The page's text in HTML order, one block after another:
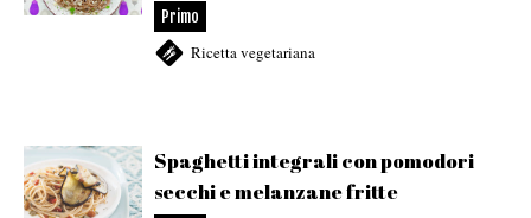
Primo
Ricetta vegetariana
Spaghetti integrali con pomodori
secchi e melanzane fritte